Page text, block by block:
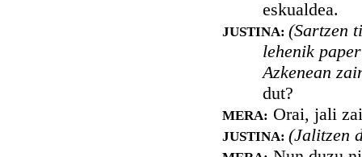
eskualdea.
JUSTINA: (Sartzen
lehenik
Azkenean
dut?
MERA: Orai, jali
JUSTINA: (Jalitzen